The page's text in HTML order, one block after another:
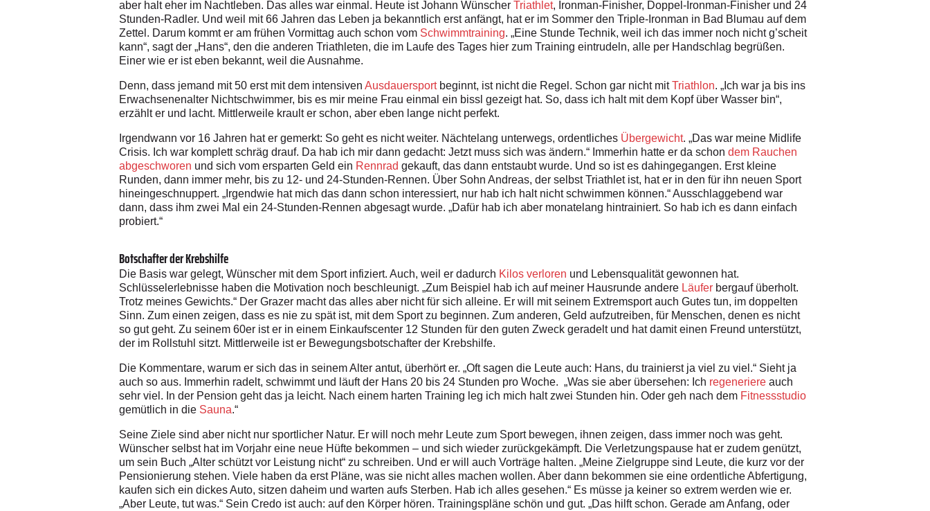
aber halt eher im Nachtleben. Das alles war einmal. Heute ist Johann Wünscher Triathlet, Ironman-Finisher, Doppel-Ironman-Finisher und 24
Stunden-Radler. Und weil mit 66 Jahren das Leben ja bekanntlich erst anfängt, hat er im Sommer den Triple-Ironman in Bad Blumau auf dem
Zettel. Darum kommt er am frühen Vormittag auch schon vom Schwimmtraining. „Eine Stunde Technik, weil ich das immer noch nicht g’scheit
kann“, sagt der „Hans“, den die anderen Triathleten, die im Laufe des Tages hier zum Training eintrudeln, alle per Handschlag begrüßen.
Einer wie er ist eben bekannt, weil die Ausnahme.
Denn, dass jemand mit 50 erst mit dem intensiven Ausdauersportbeginnt, ist nicht die Regel. Schon gar nicht mitTriathlon. „Ich war ja bis ins
Erwachsenenalter Nichtschwimmer, bis es mir meine Frau einmal ein bissl gezeigt hat. So, dass ich halt mit dem Kopf über Wasser bin“,
erzählt er und lacht. Mittlerweile krault er schon, aber eben lange nicht perfekt.
Irgendwann vor 16 Jahren hat er gemerkt: So geht es nicht weiter. Nächtelang unterwegs, ordentliches Übergewicht. „Das war meine Midlife
Crisis. Ich war komplett schräg drauf. Da hab ich mir dann gedacht: Jetzt muss sich was ändern.“ Immerhin hatte er da schon dem Rauchen
abgeschworen und sich vom ersparten Geld ein Rennrad gekauft, das dann entstaubt wurde. Und so ist es dahingegangen. Erst kleine
Runden, dann immer mehr, bis zu 12- und 24-Stunden-Rennen. Über Sohn Andreas, der selbst Triathlet ist, hat er in den für ihn neuen Sport
hineingeschnuppert. „Irgendwie hat mich das dann schon interessiert, nur hab ich halt nicht schwimmen können.“ Ausschlaggebend war
dann, dass ihm zwei Mal ein 24-Stunden-Rennen abgesagt wurde. „Dafür hab ich aber monatelang hintrainiert. So hab ich es dann einfach
probiert.“
Botschafter der Krebshilfe
Die Basis war gelegt, Wünscher mit dem Sport infiziert. Auch, weil er dadurch Kilos verloren und Lebensqualität gewonnen hat.
Schlüsselerlebnisse haben die Motivation noch beschleunigt. „Zum Beispiel hab ich auf meiner Hausrunde andere Läufer bergauf überholt.
Trotz meines Gewichts.“ Der Grazer macht das alles aber nicht für sich alleine. Er will mit seinem Ex­tremsport auch Gutes tun, im doppelten
Sinn. Zum einen zeigen, dass es nie zu spät ist, mit dem Sport zu beginnen. Zum anderen, Geld aufzutreiben, für Menschen, denen es nicht
so gut geht. Zu seinem 60er ist er in einem Einkaufs­center 12 Stunden für den guten Zweck geradelt und hat damit einen Freund unterstützt,
der im Rollstuhl sitzt. Mittlerweile ist er Bewegungsbotschafter der Krebshilfe.
Die Kommentare, warum er sich das in seinem Alter antut, überhört er. „Oft sagen die Leute auch: Hans, du trainierst ja viel zu viel.“ Sieht ja
auch so aus. Immerhin radelt, schwimmt und läuft der Hans 20 bis 24 Stunden pro Woche. „Was sie aber übersehen: Ich regeneriere auch
sehr viel. In der Pension geht das ja leicht. Nach einem harten Training leg ich mich halt zwei Stunden hin. Oder geh nach dem Fitnessstudio
gemütlich in die Sauna.“
Seine Ziele sind aber nicht nur sportlicher Natur. Er will noch mehr Leute zum Sport bewegen, ihnen zeigen, dass immer noch was geht.
Wünscher selbst hat im Vorjahr eine neue Hüfte bekommen – und sich wieder zurückgekämpft. Die Verletzungspause hat er zudem genützt,
um sein Buch „Alter schützt vor Leistung nicht“ zu schreiben. Und er will auch Vorträge halten. „Meine Zielgruppe sind Leute, die kurz vor der
Pensionierung stehen. Viele haben da erst Pläne, was sie nicht alles machen wollen. Aber dann bekommen sie eine ordentliche Abfertigung,
kaufen sich ein dickes Auto, sitzen daheim und warten aufs Sterben. Hab ich alles gesehen.“ Es müsse ja keiner so extrem werden wie er.
„Aber Leute, tut was.“ Sein Credo ist auch: auf den Körper hören. Trainingspläne schön und gut. „Das hilft schon. Gerade am Anfang, oder